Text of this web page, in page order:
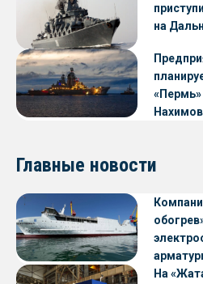
на
Главные новости
На